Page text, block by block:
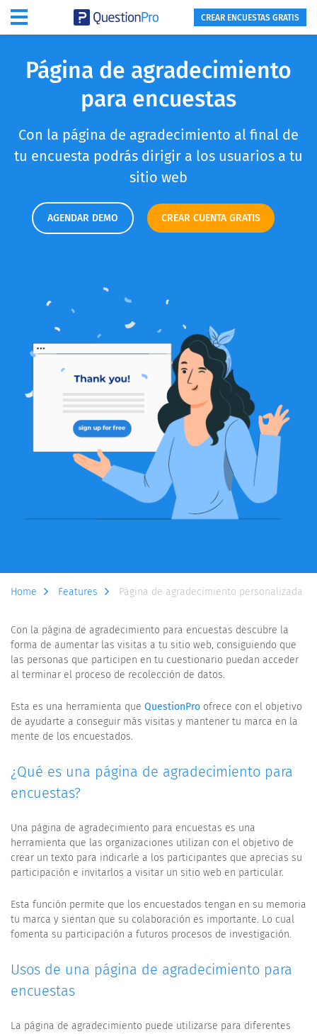
CREAR ENCUESTAS GRATIS
Página de agradecimiento
para encuestas
Con la página de agradecimiento al final de
tu encuesta podrás dirigir a los usuarios a tu
sitio web
AGENDAR DEMO CREAR CUENTA GRATIS
Home Features Página de agradecimiento personalizada
Con la página de agradecimiento para encuestas descubre la
forma de aumentar las visitas a tu sitio web, consiguiendo que
las personas que participen en tu cuestionario puedan acceder
al terminar el proceso de recolección de datos.
Esta es una herramienta que QuestionPro ofrece con el objetivo
de ayudarte a conseguir más visitas y mantener tu marca en la
mente de los encuestados.
¿Qué es una página de agradecimiento para
encuestas?
Una página de agradecimiento para encuestas es una
herramienta que las organizaciones utilizan con el objetivo de
crear un texto para indicarle a los participantes que aprecias su
participación e invitarlos a visitar un sitio web en particular.
Esta función permite que los encuestados tengan en su memoria
tu marca y sientan que su colaboración es importante. Lo cual
fomenta su participación a futuros procesos de investigación.
Usos de una página de agradecimiento para
encuestas
La página de agradecimiento puede utilizarse para diferentes